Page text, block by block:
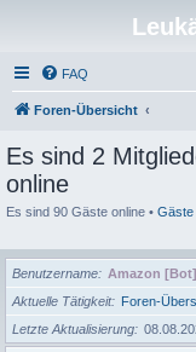
FAQ
Foren-Übersicht
Es sind 2
online
Es sind 90 Gäste online • Gäste
Benutzername
Amazon [Bot]
Aktuelle Tätigkeit
Foren-
Letzte Aktualisierung